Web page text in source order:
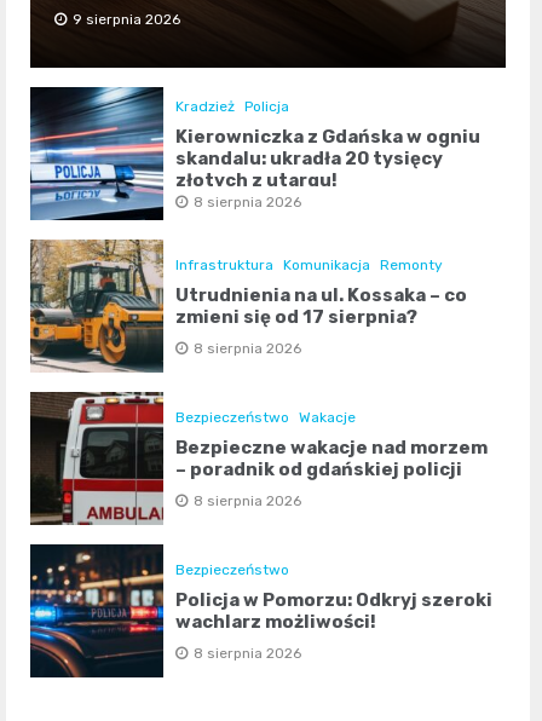
9 sierpnia 2026
Kradzież Policja
Kierowniczka z Gdańska w ogniu
skandalu: ukradła 20 tysięcy
złotych z utargu!
8 sierpnia 2026
Infrastruktura Komunikacja Remonty
Utrudnienia na ul. Kossaka – co
zmieni się od 17 sierpnia?
8 sierpnia 2026
Bezpieczeństwo Wakacje
Bezpieczne wakacje nad morzem
– poradnik od gdańskiej policji
8 sierpnia 2026
Bezpieczeństwo
Policja w Pomorzu: Odkryj szeroki
wachlarz możliwości!
8 sierpnia 2026